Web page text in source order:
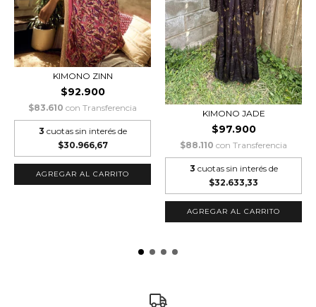
KIMONO ZINN
$92.900
$83.610 con Transferencia
3 cuotas sin interés de
$30.966,67
KIMONO JADE
$97.900
$88.110 con Transferencia
3 cuotas sin interés de
$32.633,33
AGREGAR AL CARRITO